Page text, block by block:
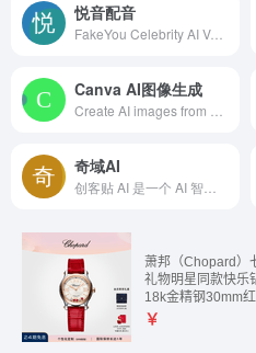
悦音配音
FakeYou Celebrity AI Voice and AI Video Generator
Canva AI图像生成
奇域AI